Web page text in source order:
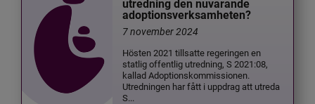
utredning den nuvarande
adoptionsverksamheten?
7 november 2024
Hösten 2021 tillsatte regeringen en
statlig offentlig utredning, S 2021:08,
kallad Adoptionskommissionen.
Utredningen har fått i uppdrag att utreda
S...